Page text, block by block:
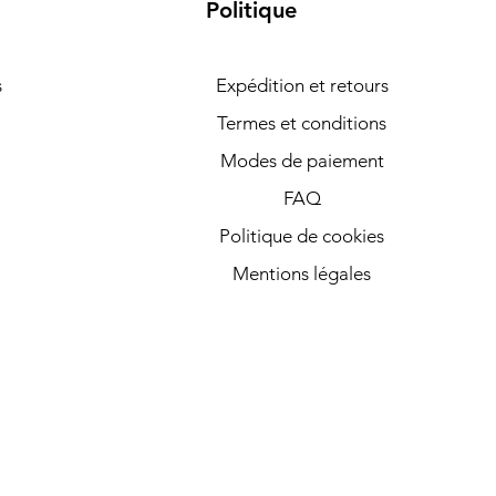
Politique
Expédition et retours
Termes et conditions
Modes de paiement
FAQ
Politique de cookies
Mentions légales